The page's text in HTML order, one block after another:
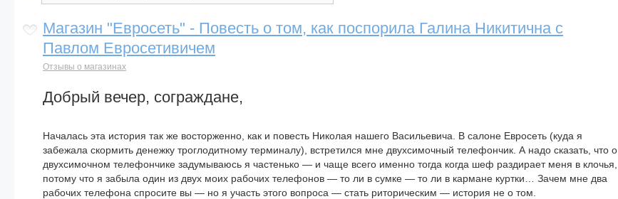
Магазин "Евросеть" - Повесть о том, как поспорила Галина Никитична с
Павлом Евросетивичем
Отзывы о магазинах
Добрый вечер, сограждане,
Началась эта история так же восторженно, как и повесть Николая нашего Васильевича. В салоне Евросеть (куда я
забежала скормить денежку троглодитному терминалу), встретился мне двухсимочный телефончик. А надо сказать, что о
двухсимочном телефончике задумываюсь я частенько — и чаще всего именно тогда когда шеф раздирает меня в клочья,
потому что я забыла один из двух моих рабочих телефонов — то ли в сумке — то ли в кармане куртки… Зачем мне два
рабочих телефона спросите вы — но я участь этого вопроса — стать риторическим — история не о том.